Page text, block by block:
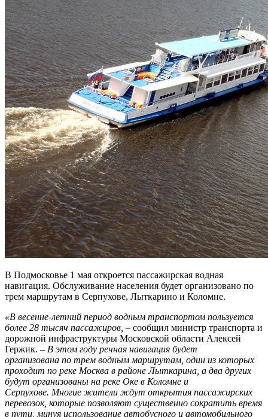
В Подмосковье 1 мая откроется пассажирская водная
навигация. Обслуживание населения будет организовано по
трем маршрутам в Серпухове, Лыткарино и Коломне.
«В весенне-летний период водным транспортом пользуется
более 28 тысяч пассажиров, – сообщил министр транспорта и
дорожной инфраструктуры Московской области Алексей
Гержик. – В этом году речная навигация будет
организована по трем водным маршрутам, один из которых
проходит по реке Москва в районе Лыткарина, а два других
будут организованы на реке Оке в Коломне и
Серпухове. Многие жители ждут открытия пассажирских
перевозок, которые позволяют существенно сократить время
в пути, минуя использование автобусного и автомобильного